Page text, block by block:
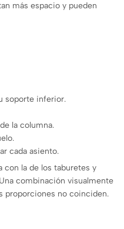
más espacio y pueden
soporte inferior.
la columna.
cada asiento.
con la de los taburetes y
combinación visualmente
proporciones no coinciden.